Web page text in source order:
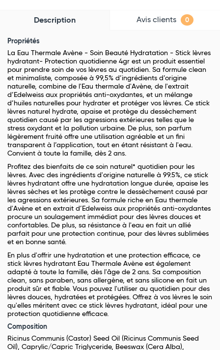
Description Avis clients 0
Propriétés
La Eau Thermale Avène - Soin Beauté Hydratation - Stick lèvres
hydratant- Protection quotidienne 4gr est un produit essentiel
pour prendre soin de vos lèvres au quotidien. Sa formule clean
et minimaliste, composée à 99,5% d’ingrédients d’origine
naturelle, combine de l'Eau thermale d'Avène, de l'extrait
d’Edelweiss aux propriétés anti-oxydantes, et un mélange
d’huiles naturelles pour hydrater et protéger vos lèvres. Ce stick
lèvres naturel hydrate, apaise et protège du dessèchement
quotidien causé par les agressions extérieures telles que le
stress oxydant et la pollution urbaine. De plus, son parfum
légèrement fruité offre une utilisation agréable et un fini
transparent à l’application, tout en étant résistant à l'eau.
Convient à toute la famille, dès 2 ans.
Profitez des bienfaits de ce soin naturel* quotidien pour les
lèvres. Avec des ingrédients d'origine naturelle à 99.5%, ce stick
lèvres hydratant offre une hydratation longue durée, apaise les
lèvres sèches et les protège contre le dessèchement causé par
les agressions extérieures. Sa formule riche en Eau thermale
d'Avène et en extrait d’Edelweiss aux propriétés anti-oxydantes
procure un soulagement immédiat pour des lèvres douces et
confortables. De plus, sa résistance à l'eau en fait un allié
parfait pour une protection continue, pour des lèvres sublimées
et en bonne santé.
En plus d'offrir une hydratation et une protection efficace, ce
stick lèvres hydratant Eau Thermale Avène est également
adapté à toute la famille, dès l'âge de 2 ans. Sa composition
clean, sans paraben, sans allergène, et sans silicone en fait un
produit sûr et fiable. Vous pouvez l'utiliser au quotidien pour des
lèvres douces, hydratées et protégées. Offrez à vos lèvres le soin
qu'elles méritent avec ce stick lèvres hydratant, idéal pour une
protection quotidienne efficace.
Composition
Ricinus Communis (Castor) Seed Oil (Ricinus Communis Seed
Oil), Caprylic/Capric Triglyceride, Beeswax (Cera Alba),